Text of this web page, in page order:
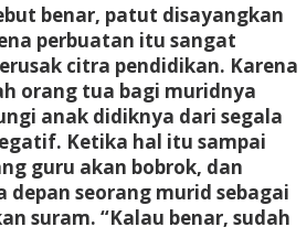
benar, patut disayangkan
perbuatan itu sangat
citra pendidikan. Karena
orang tua bagi muridnya
anak didiknya dari segala
Ketika hal itu sampai
guru akan bobrok, dan
depan seorang murid sebagai
suram. “Kalau benar, sudah